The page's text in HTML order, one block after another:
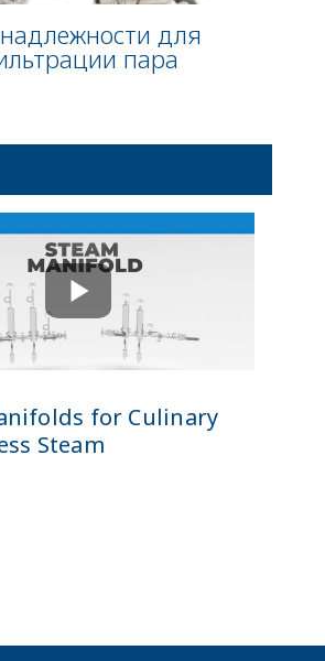
для
пара
for Culinary
Steam